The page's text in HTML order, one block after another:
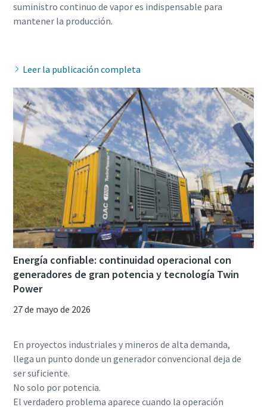
suministro continuo de vapor es indispensable para
mantener la producción.
Leer la publicación completa
Energía confiable: continuidad operacional con
generadores de gran potencia y tecnología Twin
Power
27 de mayo de 2026
En proyectos industriales y mineros de alta demanda,
llega un punto donde un generador convencional deja de
ser suficiente.
No solo por potencia.
El verdadero problema aparece cuando la operación